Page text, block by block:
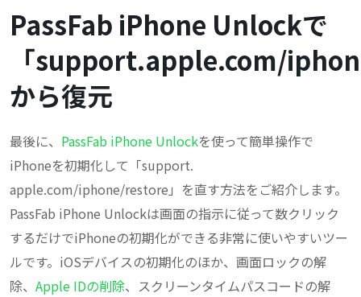
PassFab iPhone Unlockで
「support.apple.com/
から復元
最後に、 PassFab iPhone Unlockを使って簡単操作で
iPhoneを初期化して「support.
apple.com/iphone/restore」を直す方法をご紹介します。
PassFab iPhone Unlockは画面の指示に従って数クリック
するだけでiPhoneの初期化ができる非常に使いやすいツー
ルです。iOSデバイスの初期化のほか、画面ロックの解
除、 Apple IDの削除、スクリーンタイムパスコードの解